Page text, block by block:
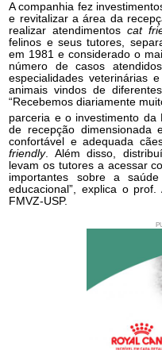
A companhia fez
e revitalizar a área da
realizar atendimentoscat
felinos e seus tutores,
em 1981 e considerado o
número de casos
especialidades veterinárias
animais vindos de
“Recebemos diariamente
parceria e o investimento da
de recepção dimensionada
confortável e adequada
friendly. Além disso,
levam os tutores a acessar
importantes sobre a
educacional”, explica o
FMVZ-USP.